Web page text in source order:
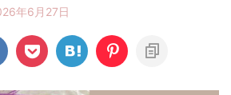
年6月27日